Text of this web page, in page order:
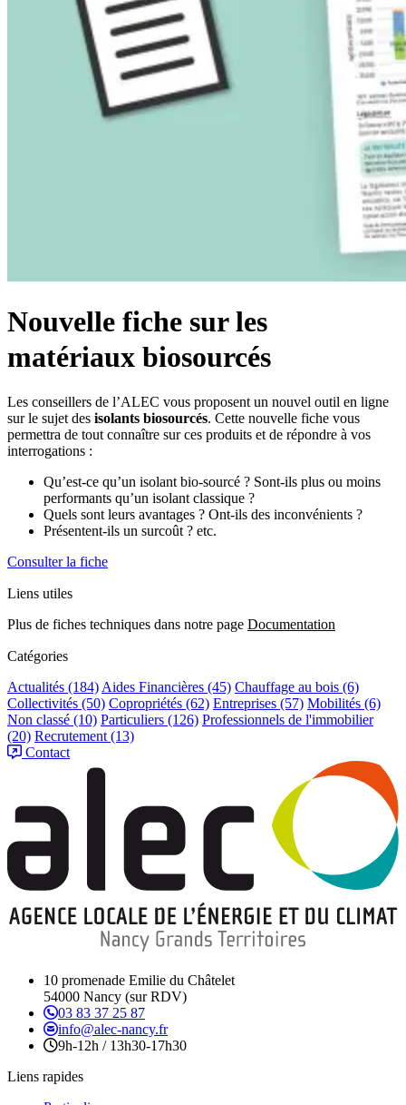
Nouvelle fiche sur les
matériaux biosourcés
Les conseillers de l’ALEC vous proposent un nouvel outil en ligne
sur le sujet des isolants biosourcés. Cette nouvelle fiche vous
permettra de tout connaître sur ces produits et de répondre à vos
interrogations :
Qu’est-ce qu’un isolant bio-sourcé ? Sont-ils plus ou moins
performants qu’un isolant classique ?
Quels sont leurs avantages ? Ont-ils des inconvénients ?
Présentent-ils un surcoût ? etc.
Consulter la fiche
Liens utiles
Plus de fiches techniques dans notre page Documentation
Catégories
Actualités (184)Aides Financières (45) Chauffage au bois (6)
Collectivités (50) Copropriétés (62) Entreprises (57) Mobilités (6)
Non classé (10) Particuliers (126) Professionnels de l'immobilier
(20) Recrutement(13)
Contact
10 promenade Emilie du Châtelet
54000 Nancy (sur RDV)
03 83 37 25 87
info@alec-nancy.fr
9h-12h / 13h30-17h30
Liens rapides